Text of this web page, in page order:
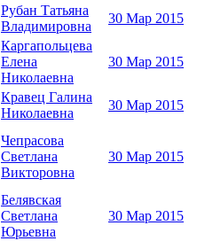
Рубан Татьяна
Владимировна
30 Мар 2015
Каргапольцева
Елена
Николаевна
30 Мар 2015
Кравец Галина
Николаевна
30 Мар 2015
Чепрасова
Светлана
Викторовна
30 Мар 2015
Белявская
Светлана
Юрьевна
30 Мар 2015